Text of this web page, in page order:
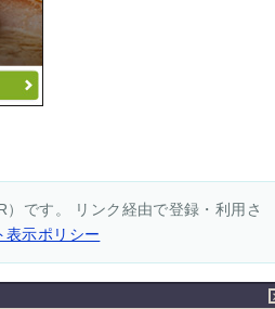
です。 リンク経由で登録・利用さ
表示ポリシー